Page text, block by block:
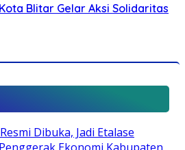
Blitar Gelar Aksi Solidaritas